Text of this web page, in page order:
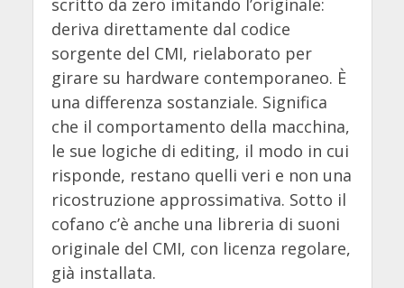
deriva direttamente dal codice
sorgente del CMI, rielaborato per
girare su hardware contemporaneo. È
una differenza sostanziale. Significa
che il comportamento della macchina,
le sue logiche di editing, il modo in cui
risponde, restano quelli veri e non una
ricostruzione approssimativa. Sotto il
cofano c’è anche una libreria di suoni
originale del CMI, con licenza regolare,
già installata.